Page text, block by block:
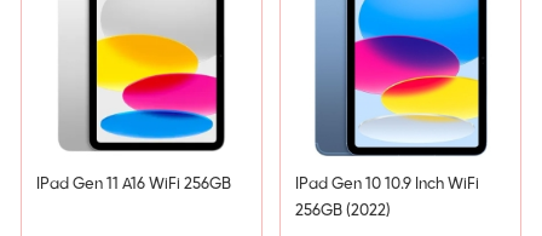
IPad Gen 11 A16 WiFi 256GB
IPad Gen 10 10.9 Inch WiFi
256GB (2022)